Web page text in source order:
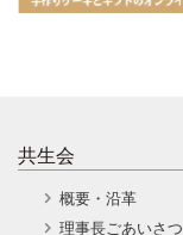
共生会
概要・沿革
理事長ごあいさつ